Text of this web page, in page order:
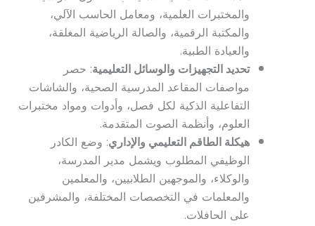
والمختبرات العلمية، ومعامل الحاسب الآلي،
والمكتبة الرقمية، والصالة الرياضية المغلقة،
والعيادة الطبية.
تحديد التجهيزات والوسائل التعليمية: حصر
مواصفات المقاعد المدرسية الصحية، والشاشات
التفاعلية الذكية لكل فصل، وأدوات ومواد مختبرات
العلوم، وأنظمة الصوت المتقدمة.
هيكلة الطاقم التعليمي والإداري: وضع الكادر
الوظيفي المطلوب ويشمل مدير المدرسة،
والوكلاء، والموجهين الطلابيين، والمعلمين
والمعلمات في التخصصات المختلفة، والمشرفين
على الحافلات.